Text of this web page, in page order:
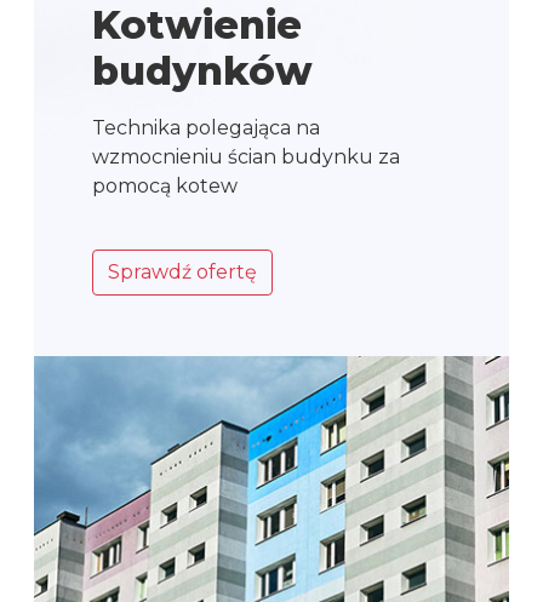
Kotwienie
budynków
Technika polegająca na
wzmocnieniu ścian budynku za
pomocą kotew
Sprawdź ofertę